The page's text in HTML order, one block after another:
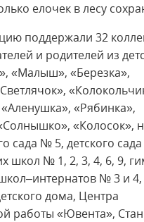
елочек в лесу
поддержали 32
и родителей из
«Малыш», «Березка»,
«Рябинка»,
«Колосок»,
сада № 5, детского
школ № 1, 2, 3, 4, 6, 9,
№ 3 и 4,
дома, Центра
работы «Ювента»,